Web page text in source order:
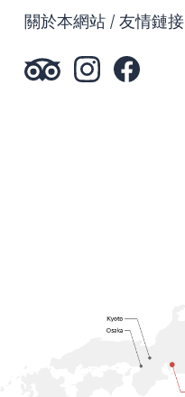
關於本網站 友情鏈接